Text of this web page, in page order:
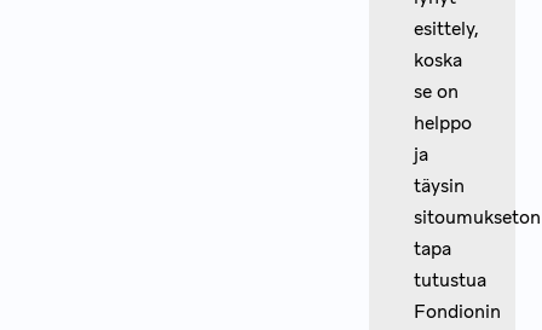
esittely,
koska
se on
helppo
ja
täysin
sitoumukseton
tapa
tutustua
Fondionin